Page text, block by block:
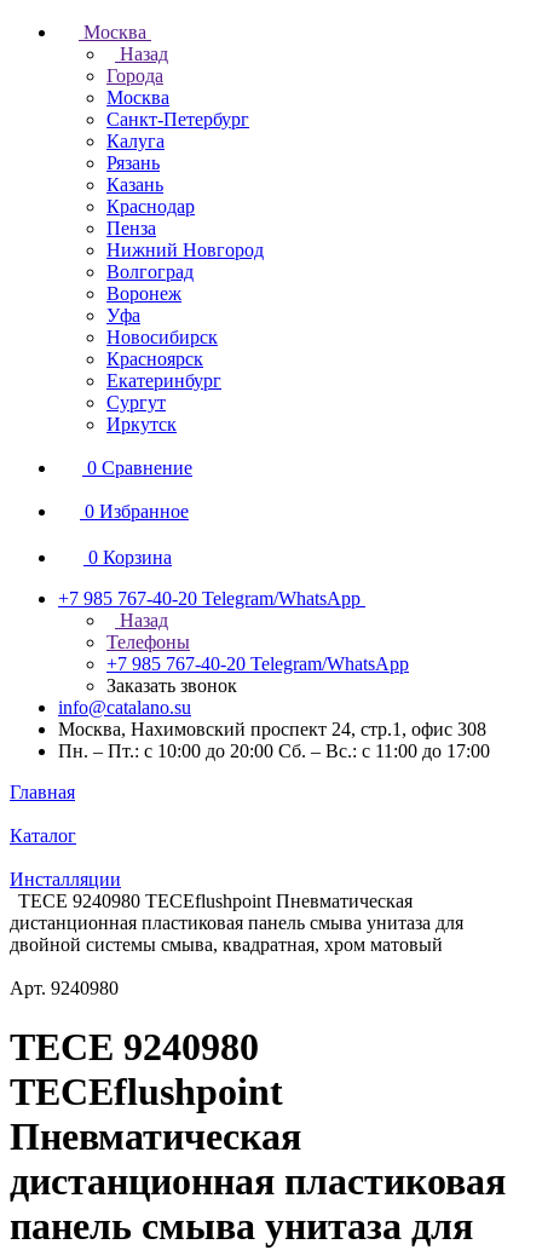
Москва
Назад
Города
Москва
Санкт-Петербург
Калуга
Рязань
Казань
Краснодар
Пенза
Нижний Новгород
Волгоград
Воронеж
Уфа
Новосибирск
Красноярск
Екатеринбург
Сургут
Иркутск
0 Сравнение
0 Избранное
0 Корзина
+7 985 767-40-20 Telegram/WhatsApp
Назад
Телефоны
+7 985 767-40-20 Telegram/WhatsApp
Заказать звонок
info@catalano.su
Москва, Нахимовский проспект 24, стр.1, офис 308
Пн. – Пт.: с 10:00 до 20:00 Сб. – Вс.: с 11:00 до 17:00
Главная
Каталог
Инсталляции
TECE 9240980 TECEflushpoint Пневматическая
дистанционная пластиковая панель смыва унитаза для
двойной системы смыва, квадратная, хром матовый
Арт. 9240980
TECE 9240980
TECEflushpoint
Пневматическая
дистанционная пластиковая
панель смыва унитаза для